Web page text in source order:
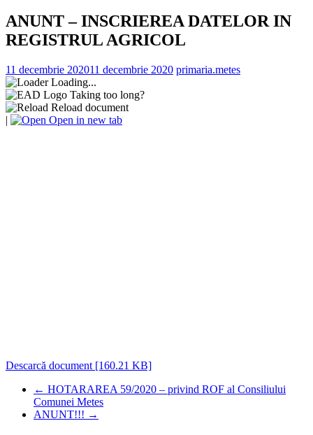
ANUNT – INSCRIEREA DATELOR IN
REGISTRUL AGRICOL
11 decembrie 202011 decembrie 2020 primaria.metes
Loading...
Taking too long?
Reload document
|
Open in new tab
Descarcă document [160.21 KB]
← HOTARAREA 59/2020 – privind ROF al Consiliului
Comunei Metes
ANUNT!!! →